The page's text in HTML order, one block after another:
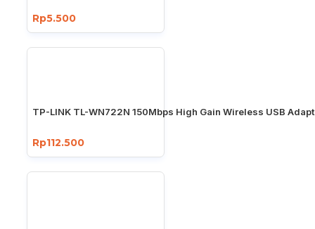
Rp5.500
TP-LINK TL-WN722N 150Mbps High Gain Wireless USB
Rp112.500